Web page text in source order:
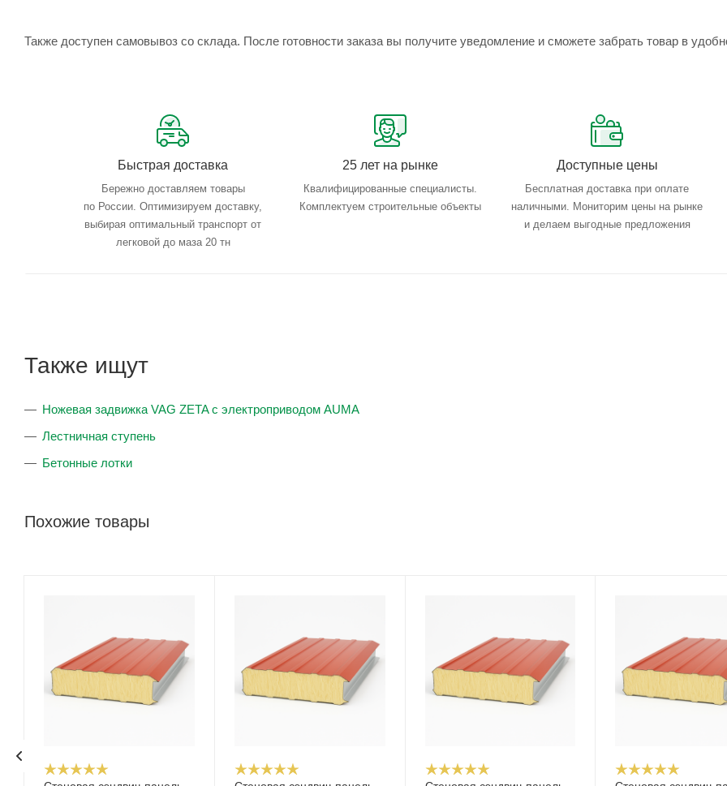
Также доступен самовывоз со склада. После готовности заказа вы получите уведомление и сможете забрать товар в
Быстрая доставка
Бережно доставляем товары
по России. Оптимизируем доставку,
выбирая оптимальный транспорт от
легковой до маза 20 тн
25 лет на рынке
Квалифицированные специалисты.
Комплектуем строительные объекты
Доступные цены
Бесплатная доставка при оплате
наличными. Мониторим цены на рынке
и делаем выгодные предложения
Также ищут
Ножевая задвижка VAG ZETA с электроприводом AUMA
Лестничная ступень
Бетонные лотки
Похожие товары